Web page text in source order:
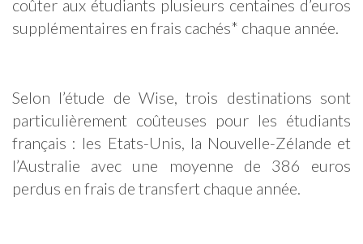
coûter aux étudiants plusieurs centaines d’euros
supplémentaires en frais cachés* chaque année.
Selon l’étude de Wise, trois destinations sont
particulièrement coûteuses pour les étudiants
français : les Etats-Unis, la Nouvelle-Zélande et
l’Australie avec une moyenne de 386 euros
perdus en frais de transfert chaque année.